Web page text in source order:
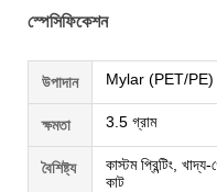
স্পেসিফিকেশন
উপাদান Mylar (PET/PE)
ক্ষমতা 3.5 গ্রাম
বৈশিষ্ট্য
কাস্টম প্রিন্টিং,
কাট